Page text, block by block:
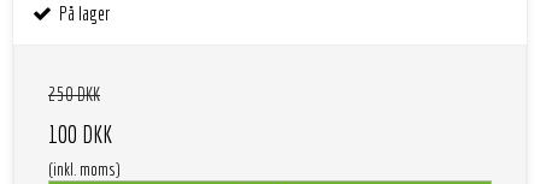
På lager
250 DKK
100 DKK
(inkl. moms)